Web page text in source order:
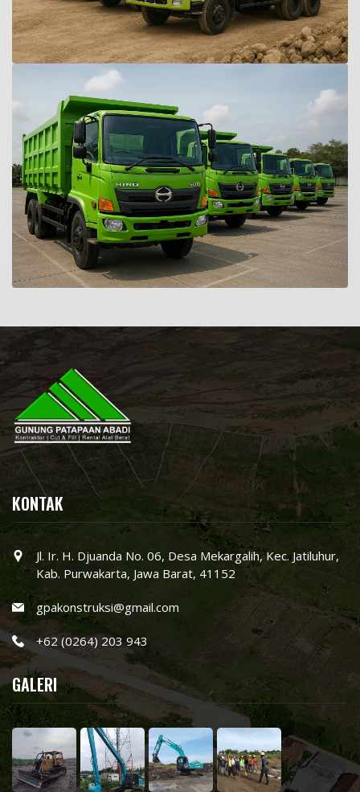
KONTAK
Jl. Ir. H. Djuanda No. 06, Desa Mekargalih, Kec. Jatiluhur,
Kab. Purwakarta, Jawa Barat, 41152
gpakonstruksi@gmail.com
+62 (0264) 203 943
GALERI